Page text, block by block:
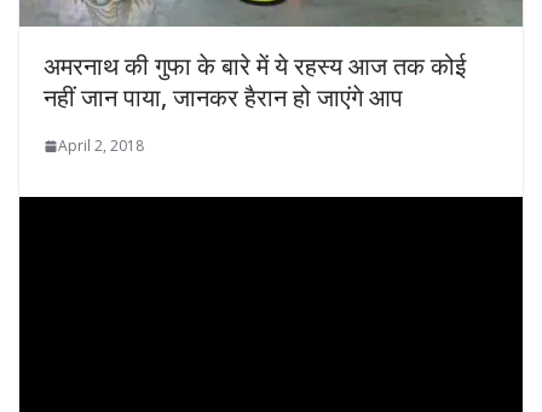
अमरनाथ की गुफा के बारे में ये रहस्य आज तक कोई
नहीं जान पाया, जानकर हैरान हो जाएंगे आप
April 2, 2018